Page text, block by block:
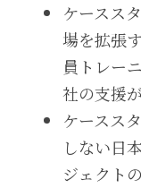
ケースス
場を拡張
員トレー
社の支援
ケースス
しない日
ジェクト